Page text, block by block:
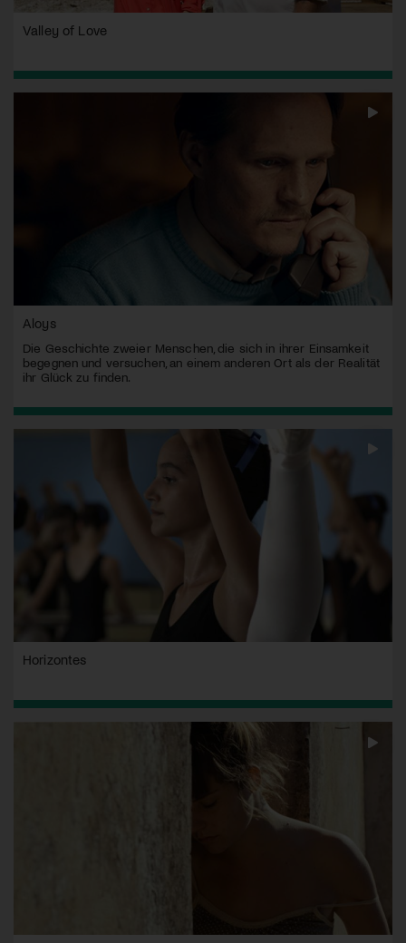
Valley of Love
Aloys
Die Geschichte zweier Menschen, die sich in ihrer Einsamkeit
begegnen und versuchen, an einem anderen Ort als der Realität
ihr Glück zu finden.
Horizontes